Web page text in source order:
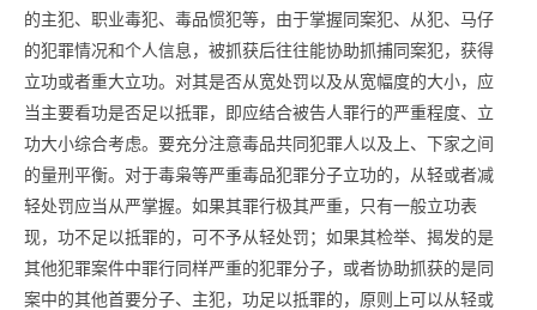
的主犯、职业毒犯、 毒品惯犯等，由于掌握同案犯、从犯、马仔
的犯罪情况和个人信息，被抓获后往往能协助抓捕同案犯，获得
立功或者重大立功。对其是否从宽处罚以及从宽幅度的大小，应
当主要看功是否足以抵罪，即应结合被告人罪行的严重程度、立
功大小综合考虑。要充分注意毒品共同犯罪人以及上、下家之间
的量刑平衡。对于毒枭等严重毒品犯罪分子立功的，从轻或者减
轻处罚应当从严掌握。如果其罪行极其严重，只有一般立功表
现，功不足以抵罪的，可不予从轻处罚；如果其检举、揭发的是
其他犯罪案件中罪行同样严重的犯罪分子，或者协助抓获的是同
案中的其他首要分子、主犯，功足以抵罪的，原则上可以从轻或